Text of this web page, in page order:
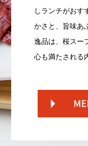
しランチがおす
かさと、旨味あ
逸品は、桜スー
心も満たされる